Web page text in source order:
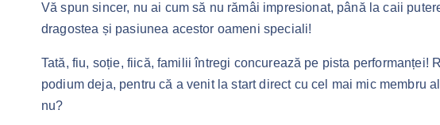
Vă spun sincer, nu ai cum să nu rămâi impresionat, până la caii
dragostea și pasiunea acestor oameni speciali!
Tată, fiu, soție, fiică, familii întregi concurează pe pista performanței!
podium deja, pentru că a venit la start direct cu cel mai mic membru
nu?